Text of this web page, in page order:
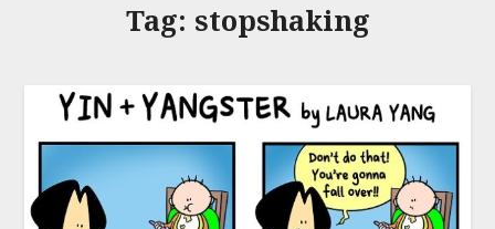
Tag: stopshaking